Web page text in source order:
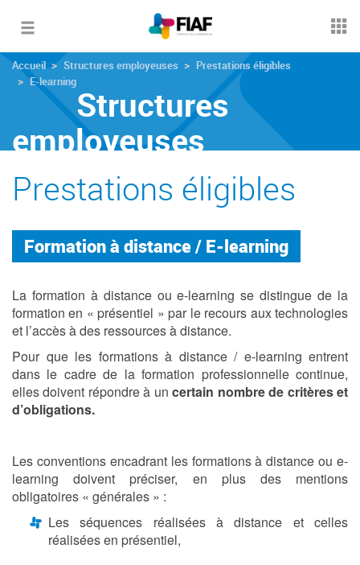
Toggle
Accueil Structures employeuses
Prestations éligibles
E-learning
Structures
employeuses
Prestations éligibles
Formation à distance / E-learning
La formation à distance ou e-learning se distingue de la
formation en « présentiel » par le recours aux technologies
et l’accès à des ressources à distance.
Pour que les formations à distance / e-learning entrent
dans le cadre de la formation professionnelle continue,
elles doivent répondre à un certain nombre de critères et
d’obligations.
Les conventions encadrant les formations à distance ou e-
learning doivent préciser, en plus des mentions
obligatoires « générales » :
Les séquences réalisées à distance et celles
réalisées en présentiel,